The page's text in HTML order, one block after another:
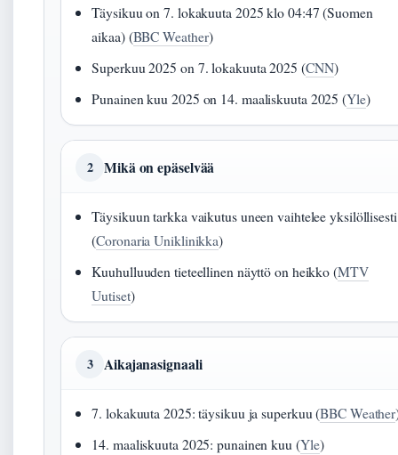
Täysikuu on 7. lokakuuta 2025 klo 04:47 (Suomen
aikaa) (BBC Weather)
Superkuu 2025 on 7. lokakuuta 2025 (CNN)
Punainen kuu 2025 on 14. maaliskuuta 2025 (Yle)
2 Mikä on epäselvää
Täysikuun tarkka vaikutus uneen vaihtelee yksilöllisesti
(Coronaria Uniklinikka)
Kuuhulluuden tieteellinen näyttö on heikko (MTV
Uutiset)
3 Aikajanasignaali
7. lokakuuta 2025: täysikuu ja superkuu (BBC Weather
14. maaliskuuta 2025: punainen kuu (Yle)